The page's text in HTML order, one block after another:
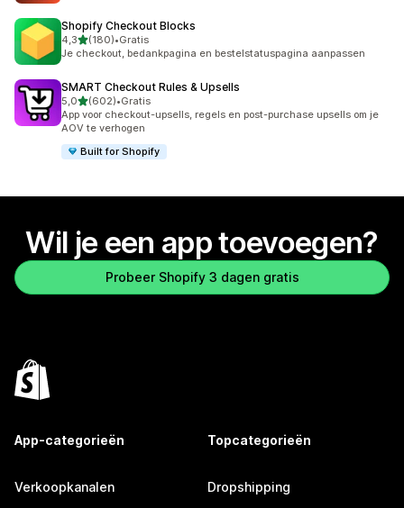
Shopify Checkout Blocks
4,3van 5 sterren
(180)
180 recensies in totaal
•Gratis
Je checkout, bedankpagina en bestelstatuspagina aanpassen
SMART Checkout Rules & Upsells
5,0van 5 sterren
(602)
602 recensies in totaal
•Gratis
App voor checkout-upsells, regels en post-purchase upsells om je
AOV te verhogen
Built for Shopify
Wil je een app toevoegen?
Probeer Shopify 3 dagen gratis
App-categorieën
Verkoopkanalen
Topcategorieën
Dropshipping